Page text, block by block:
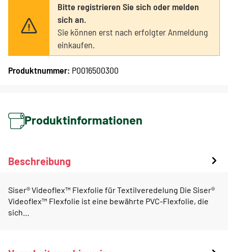
Bitte registrieren Sie sich oder melden
sich an.
Sie können erst nach erfolgter Anmeldung
einkaufen.
Produktnummer: P0016500300
Produktinformationen
Beschreibung
Siser® Videoflex™ Flexfolie für Textilveredelung Die Siser®
Videoflex™ Flexfolie ist eine bewährte PVC-Flexfolie, die
sich…